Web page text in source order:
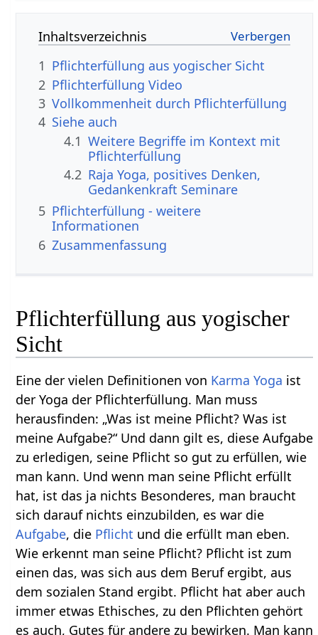
Inhaltsverzeichnis
1 Pflichterfüllung aus yogischer Sicht
2
Pflichterfüllung‏‎ Video
3 Vollkommenheit durch Pflichterfüllung
4 Siehe auch
4.1 Weitere Begriffe im Kontext mit
4.2 Raja Yoga, positives Denken,
Gedankenkraft Seminare
5 Pflichterfüllung‏‎ - weitere
Informationen
6 Zusammenfassung
Pflichterfüllung aus yogischer
Sicht
Eine der vielen Definitionen von Karma Yoga ist
der Yoga der Pflichterfüllung. Man muss
herausfinden: „Was ist meine Pflicht? Was ist
meine Aufgabe?“ Und dann gilt es, diese Aufgabe
zu erledigen, seine Pflicht so gut zu erfüllen, wie
man kann. Und wenn man seine Pflicht erfüllt
hat, ist das ja nichts Besonderes, man braucht
sich darauf nichts einzubilden, es war die
Aufgabe, die Pflicht und die erfüllt man eben.
Wie erkennt man seine Pflicht? Pflicht ist zum
einen das, was sich aus dem Beruf ergibt, aus
dem sozialen Stand ergibt. Pflicht hat aber auch
immer etwas Ethisches, zu den Pflichten gehört
es auch, Gutes für andere zu bewirken. Man kann